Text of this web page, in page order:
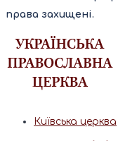
права захищені.
Київська церква